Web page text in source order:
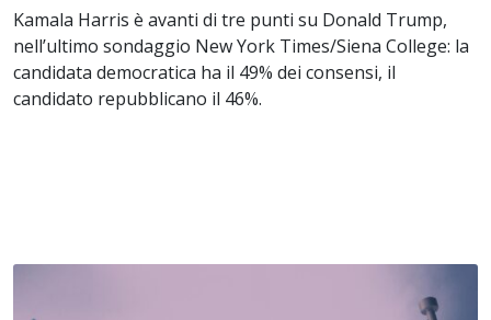
Kamala Harris è avanti di tre punti su Donald Trump,
nell’ultimo sondaggio New York Times/Siena College: la
candidata democratica ha il 49% dei consensi, il
candidato repubblicano il 46%.